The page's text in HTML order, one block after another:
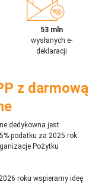
53 mln
wysłanych e-
deklaracji
z darmową
dedykowna jest
podatku za 2025 rok.
Pożytku
roku wspieramy ideę